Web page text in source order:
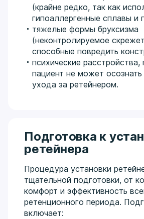
(крайне редко, так как
гипоаллергенные сплавы и
тяжелые формы бруксизма
(неконтролируемое
способные повредить
психические расстройства,
пациент не может
ухода за ретейнером.
Подготовка к
ретейнера
Процедура установки
тщательной подготовки, от
комфорт и эффективность
ретенционного периода.
включает: